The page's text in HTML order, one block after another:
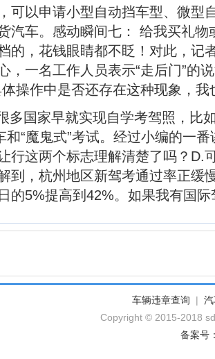
可以申请小型自动挡车型、微型
汽车。感动瞬间七： 给我买礼物
的，花钱眼睛都不眨！对此，记
，一名工作人员表示“走后门”的
操作中是否还存在这种现象，我
多国家早就实现自学考驾照，比
和“魔鬼式”考试。经过小编的一
行这两个标志理解清楚了吗？D.
到，杭州地区新驾考通过率正缓
的5%提高到42%。如果我有国
车辆违章查询 |
Copyright © 2015-2018
备案号